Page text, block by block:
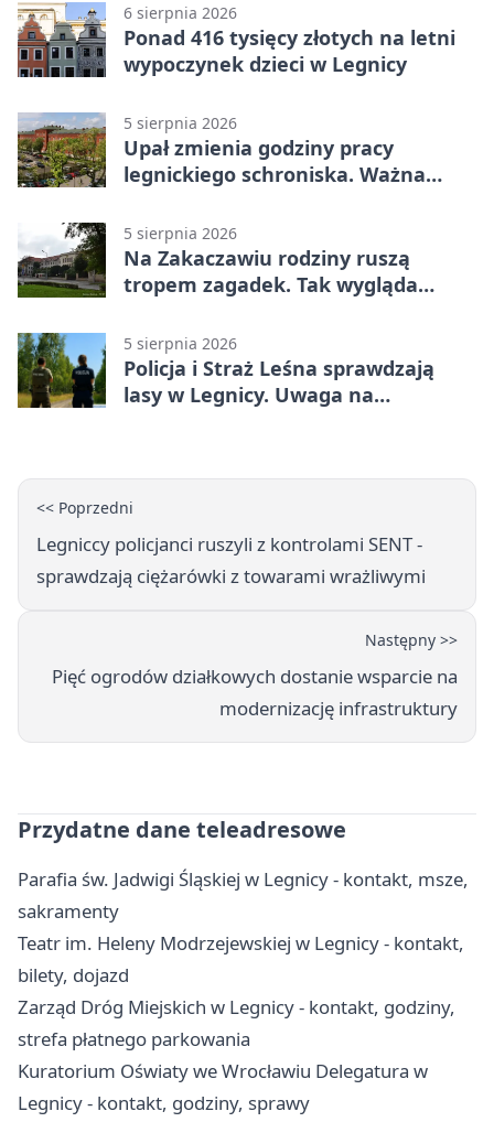
6 sierpnia 2026
Ponad 416 tysięcy złotych na letni
wypoczynek dzieci w Legnicy
5 sierpnia 2026
Upał zmienia godziny pracy
legnickiego schroniska. Ważna
5 sierpnia 2026
Na Zakaczawiu rodziny ruszą
tropem zagadek. Tak wygląda
5 sierpnia 2026
Policja i Straż Leśna sprawdzają
lasy w Legnicy. Uwaga na
<< Poprzedni
Legniccy policjanci ruszyli z kontrolami SENT -
sprawdzają ciężarówki z towarami wrażliwymi
Następny >>
Pięć ogrodów działkowych dostanie wsparcie na
modernizację infrastruktury
Przydatne dane teleadresowe
Parafia św. Jadwigi Śląskiej w Legnicy - kontakt, msze,
sakramenty
Teatr im. Heleny Modrzejewskiej w Legnicy - kontakt,
bilety, dojazd
Zarząd Dróg Miejskich w Legnicy - kontakt, godziny,
strefa płatnego parkowania
Kuratorium Oświaty we Wrocławiu Delegatura w
Legnicy - kontakt, godziny, sprawy